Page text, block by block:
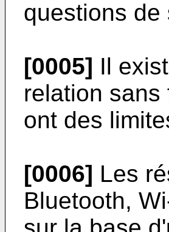
questions de
[0005] Il
relation
ont des
[0006] Les
Bluetooth,